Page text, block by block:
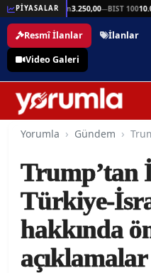
PİYASALAR
64,25▲Gram Altın 3.250,00—BIST 100
Resmî İlanlar İlanlar
Video Galeri
Yorumla Gündem
Trump’tan
Türkiye-
hakkında
açıklamalar